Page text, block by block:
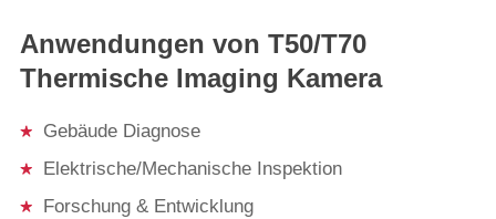
Objektiv rotation 180 ° rotation
Bild Leistung
HD 5 "farbe digital LCD,
Anwendungen von T50/T70
Thermische Imaging Kamera
Gebäude Diagnose
Elektrische/Mechanische Inspektion
Forschung & Entwicklung